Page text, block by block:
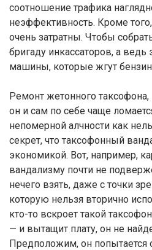
соотношение трафика
неэффективность. Кроме
очень затратны. Чтобы
бригаду инкассаторов, а
машины, которые жгут
Ремонт жетонного
он и сам по себе чаще
непомерной алчности как
секрет, что таксофонный
экономикой. Вот, например,
вандализму почти не
нечего взять, даже с точки
которую нельзя вторично
кто-то вскроет такой
— и вытащит плату, он не
Предположим, он попытается